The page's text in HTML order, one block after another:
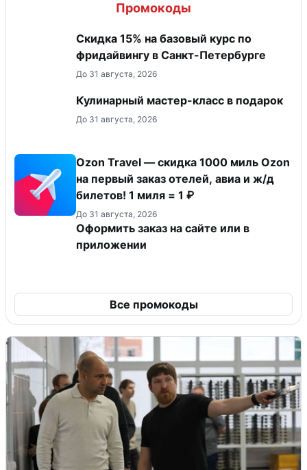
Промокоды
Скидка 15% на базовый курс по
фридайвингу в Санкт-Петербурге
До 31 августа, 2026
Кулинарный мастер-класс в подарок
До 31 августа, 2026
Ozon Travel — скидка 1000 миль Ozon
на первый заказ отелей, авиа и ж/д
билетов! 1 миля = 1 ₽
До 31 августа, 2026
Оформить заказ на сайте или в
приложении
Все промокоды